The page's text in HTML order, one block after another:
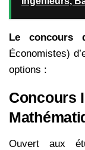
Le concours
Économistes)
options :
Concours
Ouvert aux